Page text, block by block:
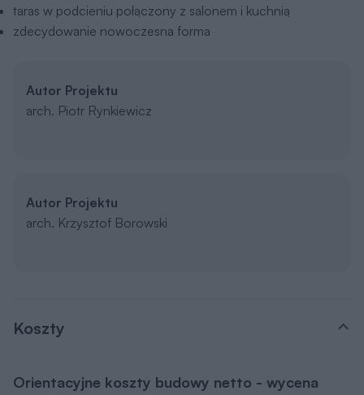
taras w podcieniu połączony z salonem i kuchnią
zdecydowanie nowoczesna forma
Autor Projektu
arch. Piotr Rynkiewicz
Autor Projektu
arch. Krzysztof Borowski
Koszty
Orientacyjne koszty budowy netto - wycena